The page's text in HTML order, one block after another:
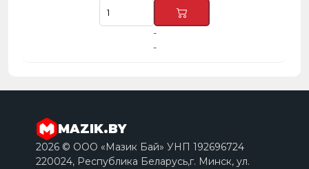
-
-
MAZIK.BY
2026 © ООО «Мазик Бай» УНП 192696724
220024, Республика Беларусь,г. Минск, ул.